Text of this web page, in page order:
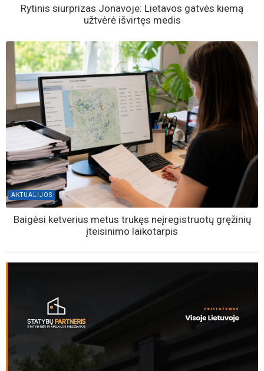
Rytinis siurprizas Jonavoje: Lietavos gatvės kiemą
užtvėrė išvirtęs medis
AKTUALIJOS
Baigėsi ketverius metus trukęs neįregistruotų gręžinių
įteisinimo laikotarpis